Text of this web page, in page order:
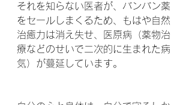
それを知らない医者が、バンバン薬
をセールしまくるため、もはや自然
治癒力は消え失せ、医原病（薬物治
療などのせいで二次的に生まれた病
気）が蔓延しています。